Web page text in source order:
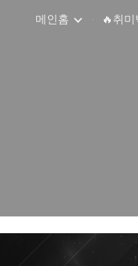
Skip
메인홈 🔥취